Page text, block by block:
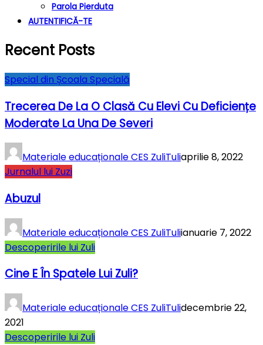
Parola Pierduta
AUTENTIFICĂ-TE
Recent Posts
Special din Școala Specială
Trecerea De La O Clasă Cu Elevi Cu Deficiențe
Moderate La Una De Severi
Materiale educaționale CES ZuliTuliaprilie 8, 2022
Jurnalul lui Zuzi
Abuzul
Materiale educaționale CES ZuliTuliianuarie 7, 2022
Descoperirile lui Zuli
Cine E În Spatele Lui Zuli?
Materiale educaționale CES ZuliTulidecembrie 22,
2021
Descoperirile lui Zuli